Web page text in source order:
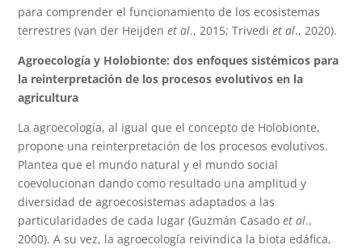
para comprender el funcionamiento de los ecosistemas
terrestres (van der Heijdenet al., 2015; Trivediet al., 2020).
Agroecología y Holobionte: dos enfoques sistémicos para
la reinterpretación de los procesos evolutivos en la
agricultura
La agroecología, al igual que el concepto de Holobionte,
propone una reinterpretación de los procesos evolutivos.
Plantea que el mundo natural y el mundo social
coevolucionan dando como resultado una amplitud y
diversidad de agroecosistemas adaptados a las
particularidades de cada lugar (Guzmán Casadoet al.,
2000). A su vez, la agroecología reivindica la biota edáfica,